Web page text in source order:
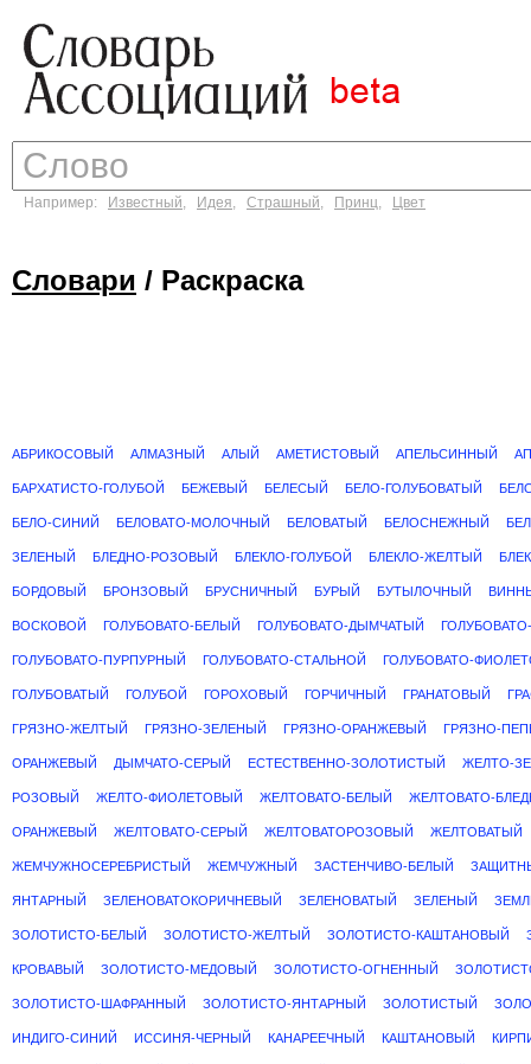
Например: Известный, Идея, Страшный, Принц, Цвет
Словари / Раскраска
АБРИКОСОВЫЙ АЛМАЗНЫЙ АЛЫЙ АМЕТИСТОВЫЙ АПЕЛЬСИННЫЙ
БАРХАТИСТО-ГОЛУБОЙ БЕЖЕВЫЙ БЕЛЕСЫЙ БЕЛО-ГОЛУБОВАТЫЙ
БЕЛО-СИНИЙ БЕЛОВАТО-МОЛОЧНЫЙ БЕЛОВАТЫЙ БЕЛОСНЕЖНЫЙ
ЗЕЛЕНЫЙ БЛЕДНО-РОЗОВЫЙ БЛЕКЛО-ГОЛУБОЙ БЛЕКЛО-ЖЕЛТЫЙ
БОРДОВЫЙ БРОНЗОВЫЙ БРУСНИЧНЫЙ БУРЫЙ БУТЫЛОЧНЫЙ
ВОСКОВОЙ ГОЛУБОВАТО-БЕЛЫЙ ГОЛУБОВАТО-ДЫМЧАТЫЙ
ГОЛУБОВАТО-ПУРПУРНЫЙ ГОЛУБОВАТО-СТАЛЬНОЙ ГОЛУБОВАТО-
ГОЛУБОВАТЫЙ ГОЛУБОЙ ГОРОХОВЫЙ ГОРЧИЧНЫЙ ГРАНАТОВЫЙ
ГРЯЗНО-ЖЕЛТЫЙ ГРЯЗНО-ЗЕЛЕНЫЙ ГРЯЗНО-ОРАНЖЕВЫЙ ГРЯЗНО-
ОРАНЖЕВЫЙ ДЫМЧАТО-СЕРЫЙ ЕСТЕСТВЕННО-ЗОЛОТИСТЫЙ ЖЕЛТО-
РОЗОВЫЙ ЖЕЛТО-ФИОЛЕТОВЫЙ ЖЕЛТОВАТО-БЕЛЫЙ ЖЕЛТОВАТО-
ОРАНЖЕВЫЙ ЖЕЛТОВАТО-СЕРЫЙ ЖЕЛТОВАТОРОЗОВЫЙ ЖЕЛТОВАТЫЙ
ЖЕМЧУЖНОСЕРЕБРИСТЫЙ ЖЕМЧУЖНЫЙ ЗАСТЕНЧИВО-БЕЛЫЙ
ЯНТАРНЫЙ ЗЕЛЕНОВАТОКОРИЧНЕВЫЙ ЗЕЛЕНОВАТЫЙ ЗЕЛЕНЫЙ
ЗОЛОТИСТО-БЕЛЫЙ ЗОЛОТИСТО-ЖЕЛТЫЙ ЗОЛОТИСТО-КАШТАНОВЫЙ
КРОВАВЫЙ ЗОЛОТИСТО-МЕДОВЫЙ ЗОЛОТИСТО-ОГНЕННЫЙ
ЗОЛОТИСТО-ШАФРАННЫЙ ЗОЛОТИСТО-ЯНТАРНЫЙ ЗОЛОТИСТЫЙ
ИНДИГО-СИНИЙ ИССИНЯ-ЧЕРНЫЙ КАНАРЕЕЧНЫЙ КАШТАНОВЫЙ